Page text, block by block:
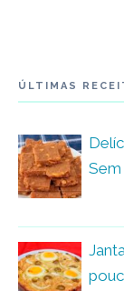
ÚLTIMAS
Sem